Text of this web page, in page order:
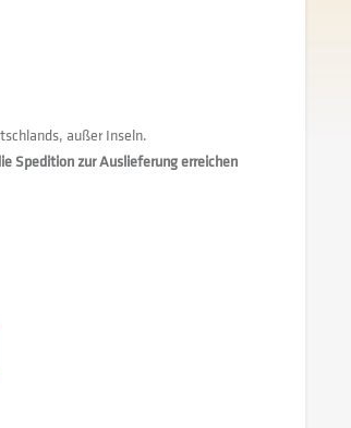
außer Inseln.
Spedition zur Auslieferung erreichen